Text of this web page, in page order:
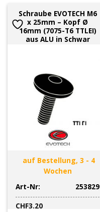
Schraube EVOTECH M6
x 25mm – Kopf Ø
16mm (7075-T6 TTLEI)
aus ALU in Schwar
auf Bestellung, 3 - 4
Wochen
Art-Nr:
253829
CHF3.20